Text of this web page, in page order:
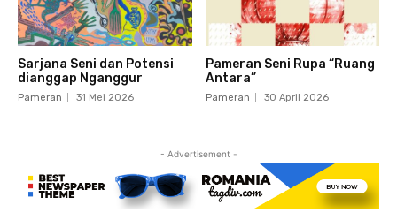
Sarjana Seni dan Potensi
dianggap Nganggur
Pameran 31 Mei 2026
Pameran Seni Rupa “Ruang
Antara”
Pameran 30 April 2026
- Advertisement -